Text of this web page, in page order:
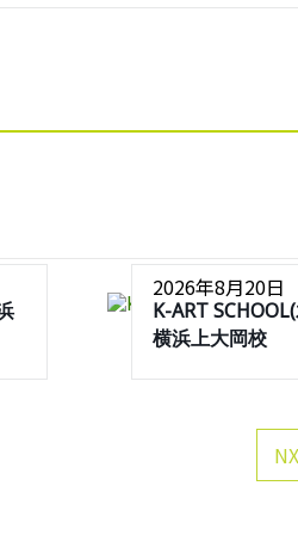
2026年8月20日
K-ART
横浜上大岡校